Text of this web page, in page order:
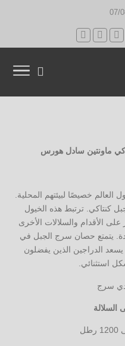
07/
ماونتين سادل هورس
خصيصًا لبيئتهم المحلية.
كنتاكي. ترتبط هذه الخيول
على الأقدام والسلالات الأخرى
يتمتع حصان سرج الجبل في
الدراجين الذين يفضلون
استثنائي.
السلالة